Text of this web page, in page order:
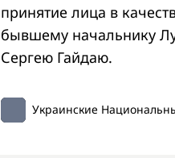
принятие лица в
бывшему начальнику
Сергею Гайдаю.
Украинские